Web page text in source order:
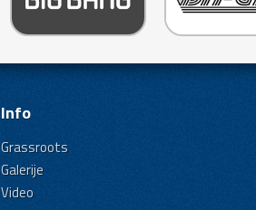
Info
Grassroots
Galerije
Video